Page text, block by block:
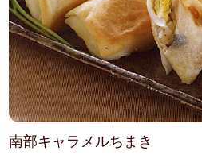
南部キャラメルちまき